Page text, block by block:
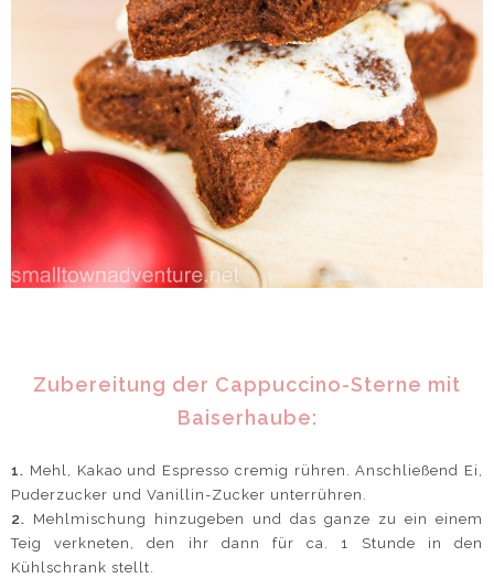
Zubereitung der Cappuccino-Sterne mit
Baiserhaube:
1. Mehl, Kakao und Espresso cremig rühren. Anschließend Ei,
Puderzucker und Vanillin-Zucker unterrühren.
2. Mehlmischung hinzugeben und das ganze zu ein einem
Teig verkneten, den ihr dann für ca. 1 Stunde in den
Kühlschrank stellt.